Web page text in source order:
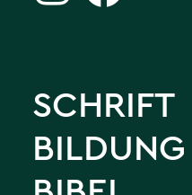
SCHRIFT
BILDUNG